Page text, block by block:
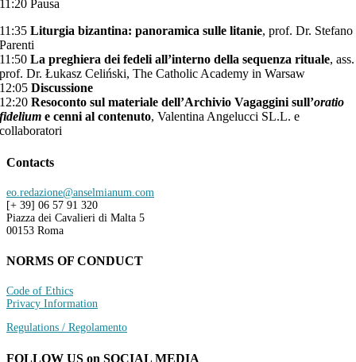
11:20 Pausa
11:35 Liturgia bizantina: panoramica sulle litanie, prof. Dr. Stefano
Parenti
11:50 La preghiera dei fedeli all’interno della sequenza rituale, ass.
prof. Dr. Łukasz Celiński, The Catholic Academy in Warsaw
12:05 Discussione
12:20 Resoconto sul materiale dell’Archivio Vagaggini sull’oratio
fidelium e cenni al contenuto, Valentina Angelucci SL.L. e
collaboratori
Contacts
eo.redazione@anselmianum.com
[+ 39] 06 57 91 320
Piazza dei Cavalieri di Malta 5
00153 Roma
NORMS OF CONDUCT
Code of Ethics
Privacy Information
Regulations / Regolamento
FOLLOW US on SOCIAL MEDIA